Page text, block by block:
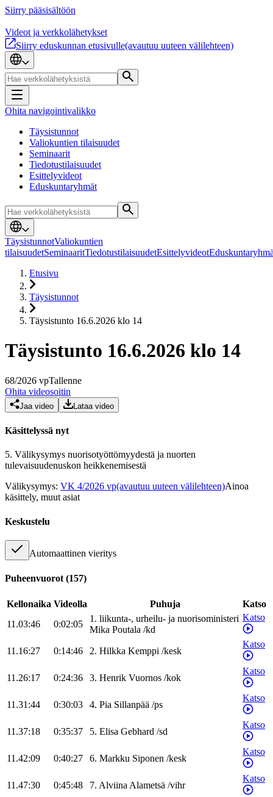
Siirry pääsisältöön
Videot ja verkkolähetykset
Siirry eduskunnan etusivulle(avautuu uuteen välilehteen)
Ohita navigointivalikko
Täysistunnot
Valiokuntien tilaisuudet
Seminaarit
Tiedotustilaisuudet
Esittelyvideot
Eduskuntaryhmät
TäysistunnotValiokuntien
tilaisuudetSeminaaritTiedotustilaisuudetEsittelyvideot
Etusivu
Täysistunnot
Täysistunto 16.6.2026 klo 14
Täysistunto 16.6.2026 klo 14
68/2026 vpTallenne
Ohita videosoitin
Jaa video Lataa video
Käsittelyssä nyt
5. Välikysymys nuorisotyöttömyydestä ja nuorten
tulevaisuudenuskon heikkenemisestä
Välikysymys: VK 4/2026 vp(avautuu uuteen välilehteen)Ainoa
käsittely, muut asiat
Keskustelu
Automaattinen vieritys
Puheenvuorot (157)
Kellonaika Videolla Puhuja
Katso
11.03:46
0:02:05
1. liikunta-, urheilu- ja nuorisoministeri
Mika Poutala /kd
Katso
11.16:27 0:14:46 2. Hilkka Kemppi /kesk
Katso
11.26:17 0:24:36 3. Henrik Vuornos /kok
Katso
11.31:44 0:30:03 4. Pia Sillanpää /ps
Katso
11.37:18 0:35:37 5. Elisa Gebhard /sd
Katso
11.42:09 0:40:27 6. Markku Siponen /kesk
Katso
11.47:30 0:45:48 7. AlviinaAlametsä /vihr
Katso